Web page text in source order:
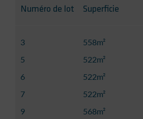
Numéro de lot Superficie
3 558m²
5
522m²
6
522m²
7
522m²
9
568m²